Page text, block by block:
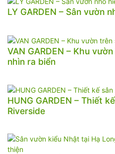
LY GARDEN – Sân vườn
VAN GARDEN – Khu
nhìn ra biển
HUNG GARDEN – Thiết
Riverside